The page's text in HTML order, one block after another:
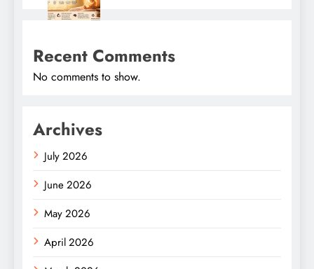
Recent Comments
No comments to show.
Archives
July 2026
June 2026
May 2026
April 2026